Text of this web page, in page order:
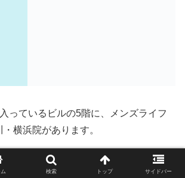
っているビルの5階に、メンズライフ
横浜院があります。
検索 トップ サイドバー